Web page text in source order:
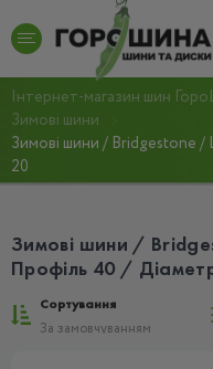
Інтернет-магазин шин
Зимові шини
Зимові шини / Bridgestone
20
Зимові шини /
Профіль 40 /
Сортування